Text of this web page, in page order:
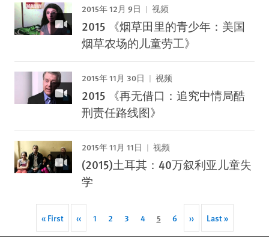
2015年 12月 9日 视频
2015 《烟草田里的青少年：美国
烟草农场的儿童劳工》
2015年 11月 30日 视频
2015 《再无借口：追究中情局酷
刑责任路线图》
2015年 11月 11日 视频
(2015)土耳其：40万叙利亚儿童失
学
Pagination
First
page
« First
Previous
page
‹‹ Page
1 Page
2 Page
3 Page
4
Current
5 Page
6
Next
page
››
Last
page
Last »